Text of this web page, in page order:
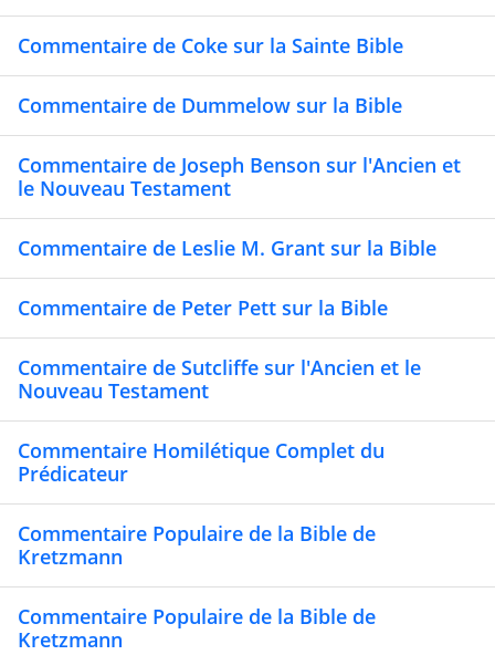
Commentaire de Coke sur la Sainte Bible
Commentaire de Dummelow sur la Bible
Commentaire de Joseph Benson sur l'Ancien et
le Nouveau Testament
Commentaire de Leslie M. Grant sur la Bible
Commentaire de Peter Pett sur la Bible
Commentaire de Sutcliffe sur l'Ancien et le
Nouveau Testament
Commentaire Homilétique Complet du
Prédicateur
Commentaire Populaire de la Bible de
Kretzmann
Commentaire Populaire de la Bible de
Kretzmann